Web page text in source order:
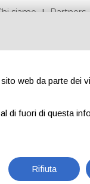
siamo Partners
Contenuti
web da parte dei
di fuori di questa
Rifiuta